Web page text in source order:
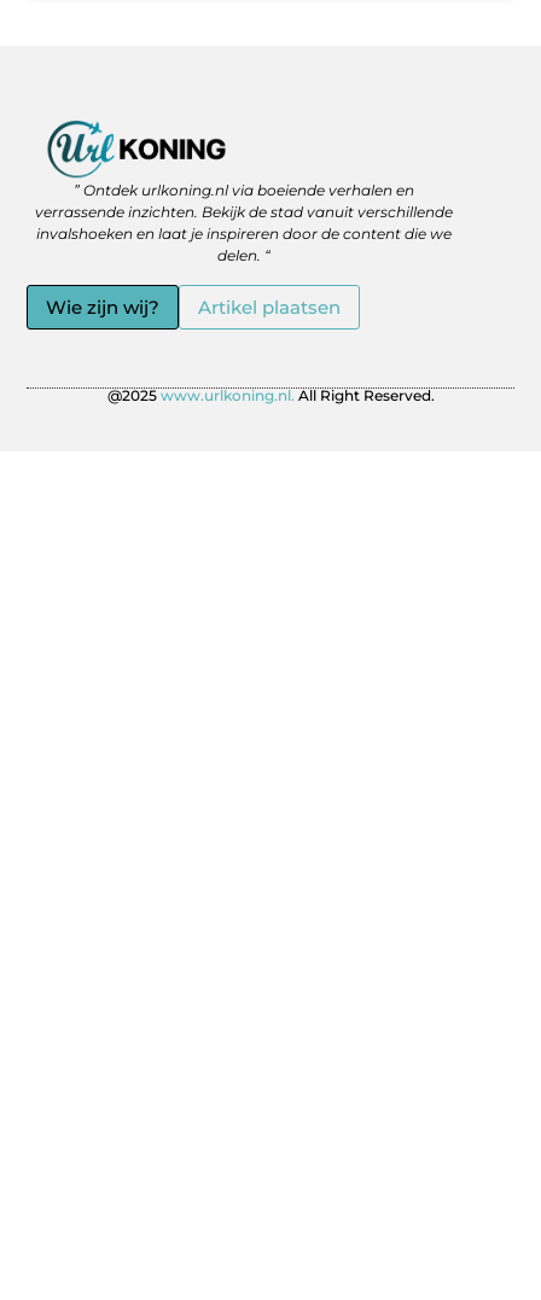
” Ontdek urlkoning.nl via boeiende verhalen en
verrassende inzichten. Bekijk de stad vanuit verschillende
invalshoeken en laat je inspireren door de content die we
delen. “
Wie zijn wij? Artikel plaatsen
@2025 www.urlkoning.nl. All Right Reserved.